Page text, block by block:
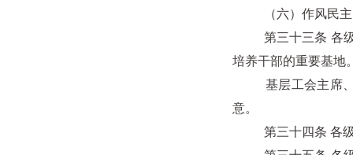
（六）作风民主，
第三十三条 各级工
培养干部的重要基地
基层工会主席、副
意。
第三十四条 各级